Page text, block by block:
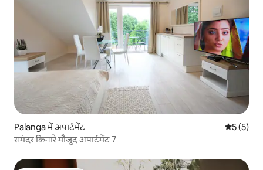
Palanga में अपार्टमेंट औसत रेटिंग
5 (5)
समंदर किनारे मौजूद अपार्टमेंट 7